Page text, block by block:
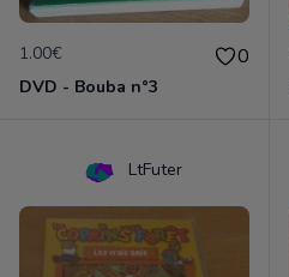
1.00€ 0
DVD - Bouba n°3
LtFuter